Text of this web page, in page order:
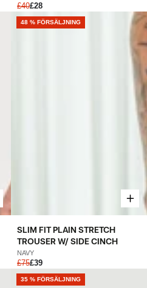
£40£28
SLIM FIT PLAIN STRETCH
TROUSER W/ SIDE CINCH
NAVY
£75£39
NEW
48 % FÖRSÄLJNING
NEW
35 % FÖRSÄLJNING